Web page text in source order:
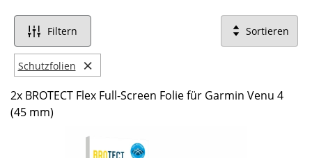
Filtern Sortieren
Schutzfolien ×
2x BROTECT Flex Full-Screen Folie für Garmin Venu 4
(45 mm)